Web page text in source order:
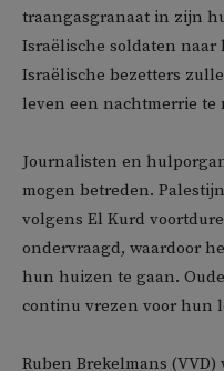
traangasgranaat in zijn
Israëlische soldaten naar
Israëlische bezetters
leven een nachtmerrie te
Journalisten en
mogen betreden.
volgens El Kurd
ondervraagd, waardoor
hun huizen te gaan.
continu vrezen voor hun
Ruben Brekelmans